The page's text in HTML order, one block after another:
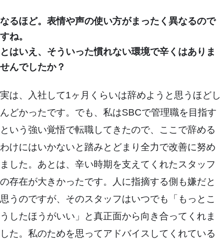
なるほど。表情や声の使い方がまったく異なるので
すね。
とはいえ、そういった慣れない環境で辛くはありま
せんでしたか？
実は、入社して1ヶ月くらいは辞めようと思うほどし
んどかったです。でも、私はSBCで管理職を目指す
という強い覚悟で転職してきたので、ここで辞める
わけにはいかないと踏みとどまり全力で改善に努め
ました。あとは、辛い時期を支えてくれたスタッフ
の存在が大きかったです。人に指摘する側も嫌だと
思うのですが、そのスタッフはいつでも「もっとこ
うしたほうがいい」と真正面から向き合ってくれま
した。私のためを思ってアドバイスしてくれている